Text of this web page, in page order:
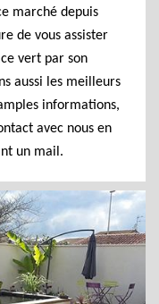
marché depuis
de vous assister
vert par son
aussi les meilleurs
informations,
avec nous en
un mail.